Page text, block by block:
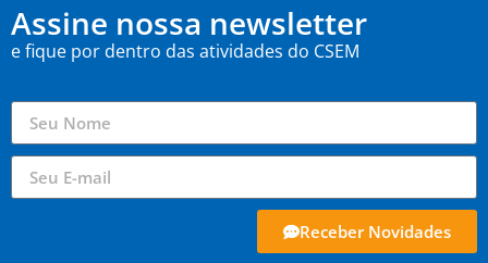
Assine nossa newsletter
e fique por dentro das atividades do CSEM
Receber Novidades